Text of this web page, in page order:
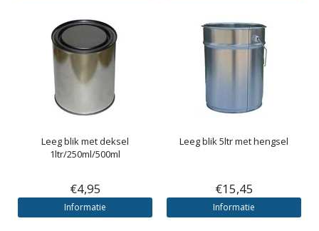
Leeg blik met deksel
1ltr/250ml/500ml
€4,95
Informatie
Leeg blik 5ltr met hengsel
€15,45
Informatie